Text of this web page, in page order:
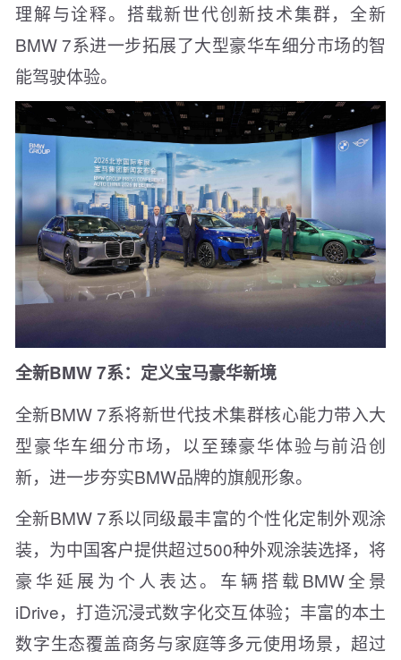
理解与诠释。搭载新世代创新技术集群，全新
BMW 7系进一步拓展了大型豪华车细分市场的智
能驾驶体验。
全新BMW 7系：定义宝马豪华新境
全新BMW 7系将新世代技术集群核心能力带入大
型豪华车细分市场，以至臻豪华体验与前沿创
新，进一步夯实BMW品牌的旗舰形象。
全新BMW 7系以同级最丰富的个性化定制外观涂
装，为中国客户提供超过500种外观涂装选择，将
豪华延展为个人表达。车辆搭载BMW全景
iDrive，打造沉浸式数字化交互体验；丰富的本土
数字生态覆盖商务与家庭等多元使用场景，超过